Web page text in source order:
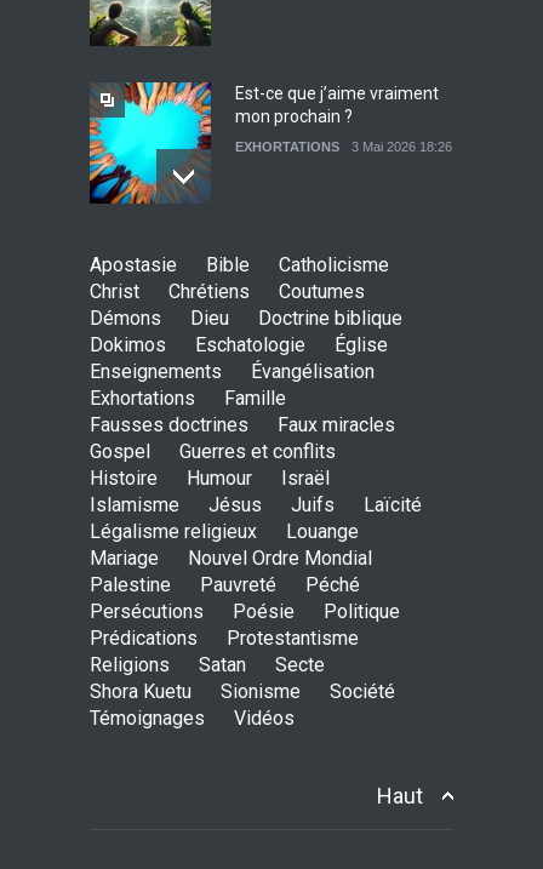
Est-ce que j’aime vraiment
mon prochain ?
EXHORTATIONS 3 Mai 2026 18:26
27 Avril 2026 02:55
Avant la fondation du
monde : la pensée de la
croix
AMOUR 8 Février 2026 20:10
L’être humain, cet appui
fragile et incertain
SAGESSE 23 Février 2025 11:16
Tenir ferme en Mashiah
Apostasie Bible
Catholicisme
Christ
Chrétiens
Coutumes
Démons
Dieu
Doctrine biblique
Dokimos
Eschatologie
Église
Enseignements
Évangélisation
Exhortations
Famille
Fausses doctrines
Faux miracles
Gospel
Guerres et conflits
Histoire
Humour
Israël
Islamisme
Jésus Juifs
Laïcité
Légalisme religieux
Louange
Mariage
Nouvel Ordre Mondial
Palestine
Pauvreté
Péché
Persécutions
Poésie
Politique
Prédications
Protestantisme
Religions
Satan
Secte
Shora Kuetu
Sionisme
Société
Témoignages
Vidéos
Haut